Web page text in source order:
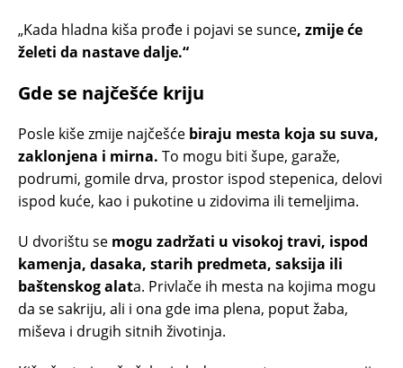
„Kada hladna kiša prođe i pojavi se sunce, zmije će
želeti da nastave dalje.“
Gde se najčešće kriju
Posle kiše zmije najčešće biraju mesta koja su suva,
zaklonjena i mirna. To mogu biti šupe, garaže,
podrumi, gomile drva, prostor ispod stepenica, delovi
ispod kuće, kao i pukotine u zidovima ili temeljima.
U dvorištu se mogu zadržati u visokoj travi, ispod
kamenja, dasaka, starih predmeta, saksija ili
baštenskog alata. Privlače ih mesta na kojima mogu
da se sakriju, ali i ona gde ima plena, poput žaba,
miševa i drugih sitnih životinja.